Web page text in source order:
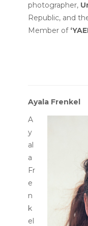
photographer,
Republic, and
Member of
Ayala Frenkel
A
y
al
a
Fr
e
n
k
el